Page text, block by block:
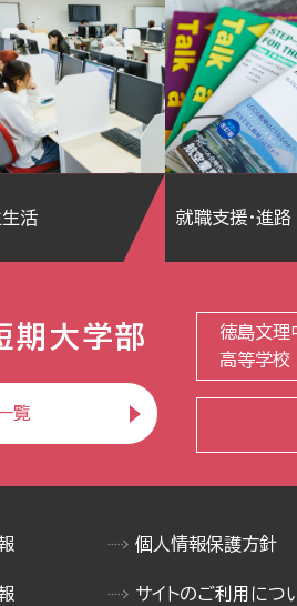
活 就職支援・進路
期大学部
覧
徳島文理
高等学校
個人情報保護方針
サイトのご利用につ